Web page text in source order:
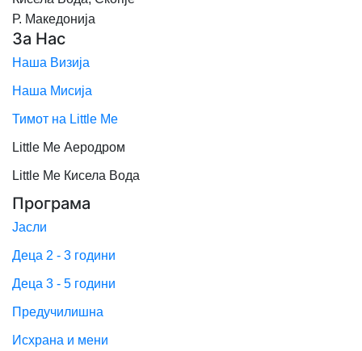
Р. Македонија
За Нас
Наша Визија
Наша Мисија
Тимот на Little Me
Little Me Аеродром
Little Me Кисела Вода
Програма
Јасли
Деца 2 - 3 години
Деца 3 - 5 години
Предучилишна
Исхрана и мени